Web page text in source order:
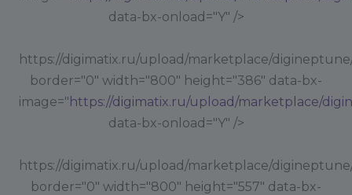
data-bx-onload="Y" />
https://digimatix.ru/upload/marketplace/
border="0" width="800" height="386" data-bx-
image=" https://digimatix.ru/upload/marketplace/
data-bx-onload="Y" />
https://digimatix.ru/upload/marketplace/
border="0" width="800" height="557" data-bx-